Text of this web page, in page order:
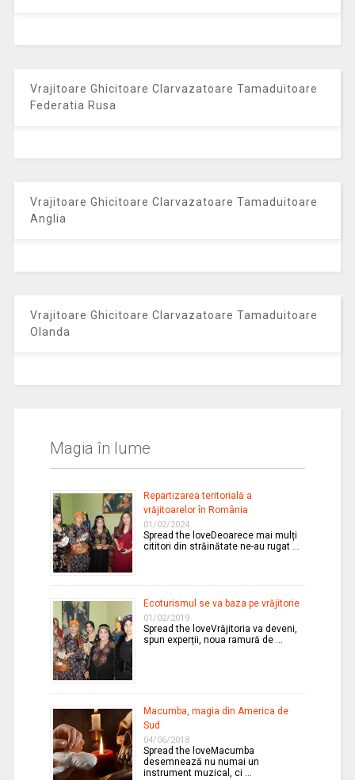
Vrajitoare Ghicitoare Clarvazatoare Tamaduitoare
Federatia Rusa
Vrajitoare Ghicitoare Clarvazatoare Tamaduitoare
Anglia
Vrajitoare Ghicitoare Clarvazatoare Tamaduitoare
Olanda
Magia în lume
Repartizarea teritorială a
vrăjitoarelor în România
01/02/2024
Spread the loveDeoarece mai mulți
cititori din străinătate ne-au rugat …
Ecoturismul se va baza pe vrăjitorie
01/02/2019
Spread the loveVrăjitoria va deveni,
spun experții, noua ramură de …
Macumba, magia din America de
Sud
04/06/2018
Spread the loveMacumba
desemnează nu numai un
instrument muzical, ci …